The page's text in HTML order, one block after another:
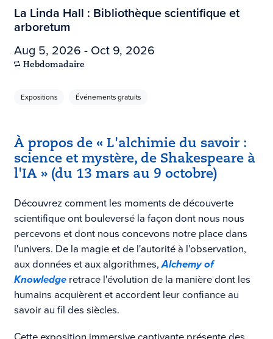
La Linda Hall : Bibliothèque scientifique et
arboretum
Aug 5, 2026 - Oct 9, 2026
Hebdomadaire
Expositions Événements gratuits
À propos de « L'alchimie du savoir :
science et mystère, de Shakespeare à
l'IA » (du 13 mars au 9 octobre)
Découvrez comment les moments de découverte
scientifique ont bouleversé la façon dont nous nous
percevons et dont nous concevons notre place dans
l'univers. De la magie et de l'autorité à l'observation,
aux données et aux algorithmes,Alchemy of
Knowledgeretrace l'évolution de la manière dont les
humains acquièrent et accordent leur confiance au
savoir au fil des siècles.